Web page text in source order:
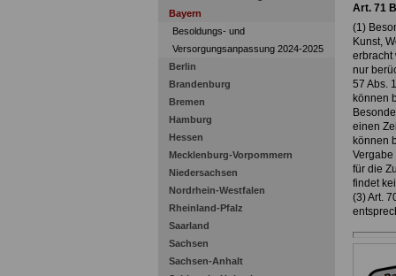
Bayern
Besoldungs- und
Versorgungsanpassung 2024-2025
Berlin
Brandenburg
Bremen
Hamburg
Hessen
Mecklenburg-Vorpommern
Niedersachsen
Nordrhein-Westfalen
Rheinland-Pfalz
Saarland
Sachsen
Sachsen-Anhalt
Art. 71
(1)
Kunst,
erbracht
nur
57 Abs.
können
einen
können
für die
findet
(3) Art.